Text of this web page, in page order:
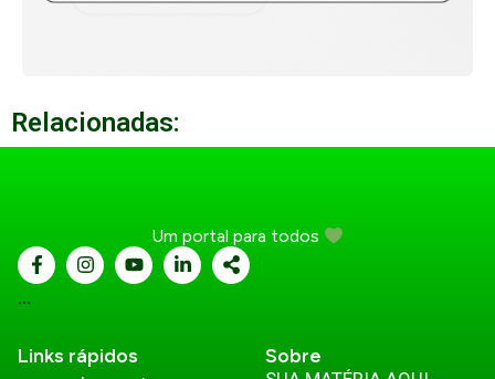
Relacionadas:
Um portal para todos
...
Links rápidos Sobre